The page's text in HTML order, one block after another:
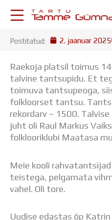
Postkast
Drive
Tamme TV
Tamme Leht
Kooliraadio
Koorilaul
ÕPPETÖÖ
Aastaplaan
Õppekava
Ainepassid
Õpilastööd (UPT)
Postitatud: 2. jaanuar 2025
Raekoja platsil toimus
talvine tantsupidu. Et
toimuva tantsupeoga,
folkloorset tantsu.
rekordarv – 1500.
juht oli Raul Markus
folklooriklubi Maatasa
Meie kooli
teistega, pelgamata
vahel. Oli tore.
Uudise edastas õp Katrin